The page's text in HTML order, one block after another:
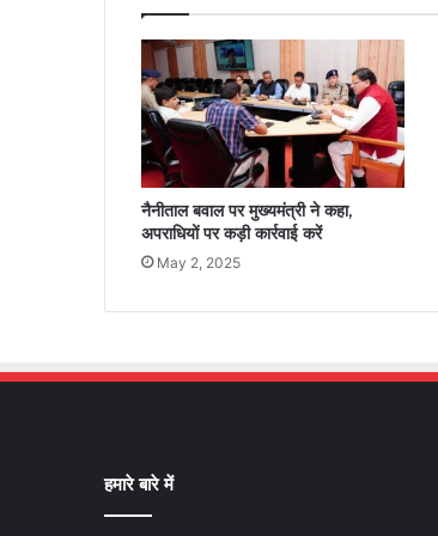
नैनीताल बवाल पर मुख्यमंत्री ने कहा,
अपराधियों पर कड़ी कार्रवाई करें
May 2, 2025
हमारे बारे में